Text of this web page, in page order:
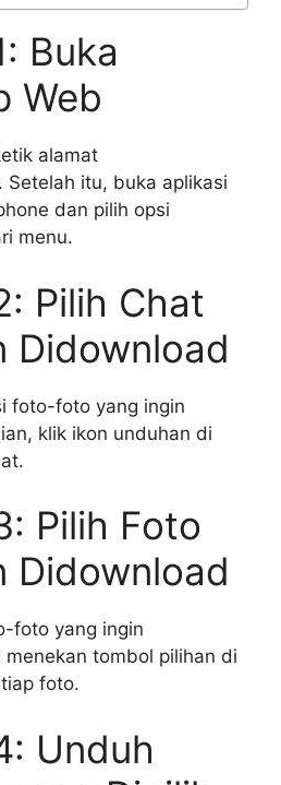
Buka
Web
alamat
itu, buka aplikasi
dan pilih opsi
menu.
Pilih Chat
Didownload
foto-foto yang ingin
klik ikon unduhan di
Pilih Foto
Didownload
foto yang ingin
tombol pilihan di
foto.
Unduh